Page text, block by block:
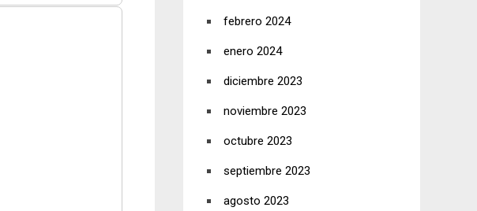
febrero 2024
enero 2024
diciembre 2023
noviembre 2023
octubre 2023
septiembre 2023
agosto 2023